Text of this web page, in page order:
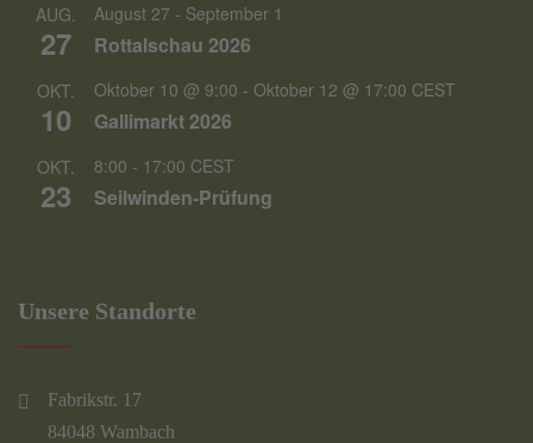
AUG.
27
August 27 - September 1
Rottalschau 2026
OKT.
10
Oktober 10 @ 9:00 - Oktober 12 @ 17:00 CEST
Gallimarkt 2026
OKT.
23
8:00 - 17:00 CEST
Seilwinden-Prüfung
Unsere Standorte
Fabrikstr. 17
84048 Wambach